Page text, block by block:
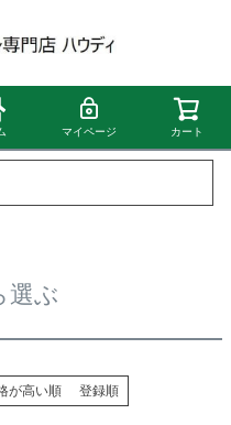
マイページ カート
選ぶ
が高い順 登録順